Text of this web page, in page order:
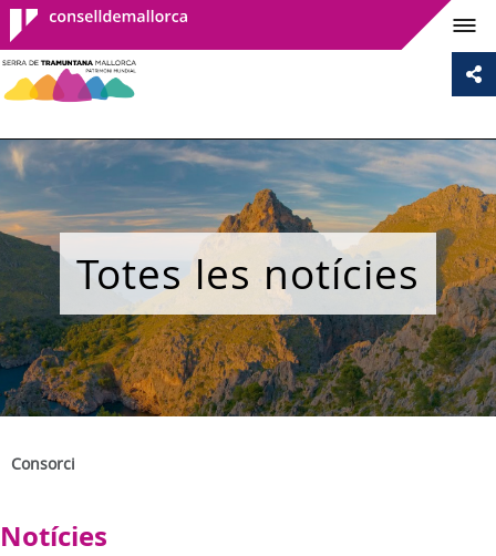
Consell de
Mallorca
Totes les notícies
Consorci
Notícies